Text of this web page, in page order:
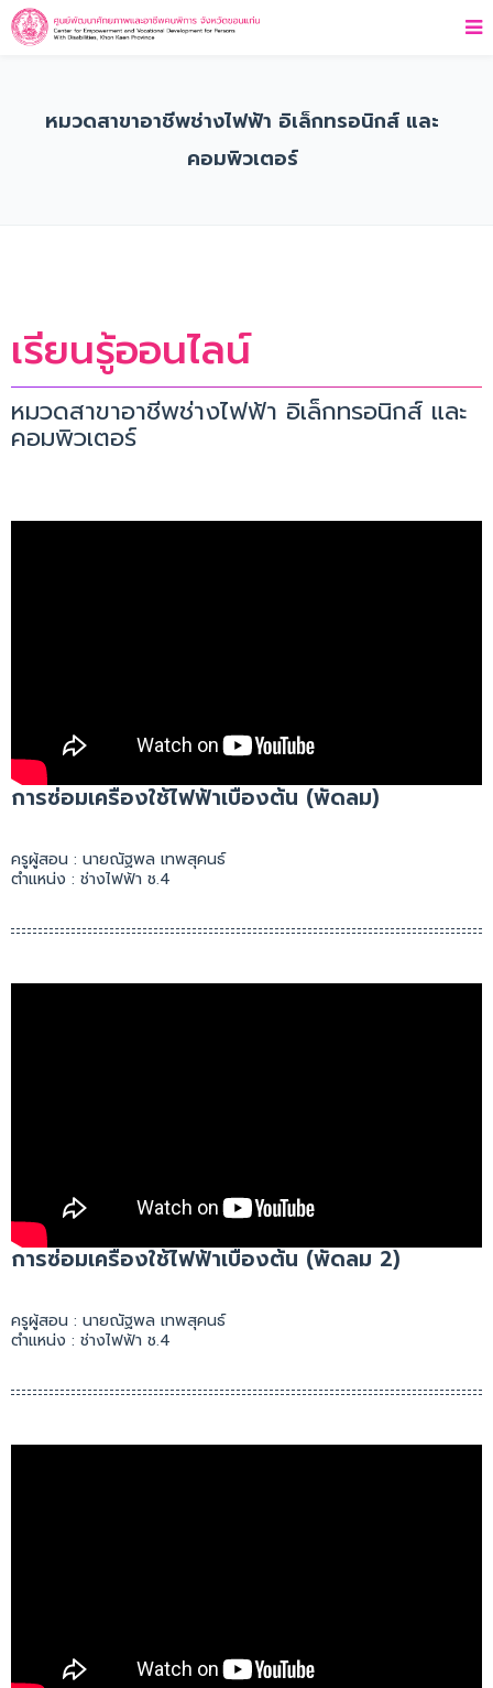
หมวดสาขาอาชีพช่างไฟฟ้า อิเล็กทรอนิกส์ และ
คอมพิวเตอร์
เรียนรู้ออนไลน์
หมวดสาขาอาชีพช่างไฟฟ้า อิเล็กทรอนิกส์ และ
คอมพิวเตอร์
การซ่อมเครื่องใช้ไฟฟ้าเบื้องต้น (พัดลม)
ครูผู้สอน : นายณัฐพล เทพสุคนธ์
ตำแหน่ง : ช่างไฟฟ้า ช.4
การซ่อมเครื่องใช้ไฟฟ้าเบื้องต้น (พัดลม 2)
ครูผู้สอน : นายณัฐพล เทพสุคนธ์
ตำแหน่ง : ช่างไฟฟ้า ช.4